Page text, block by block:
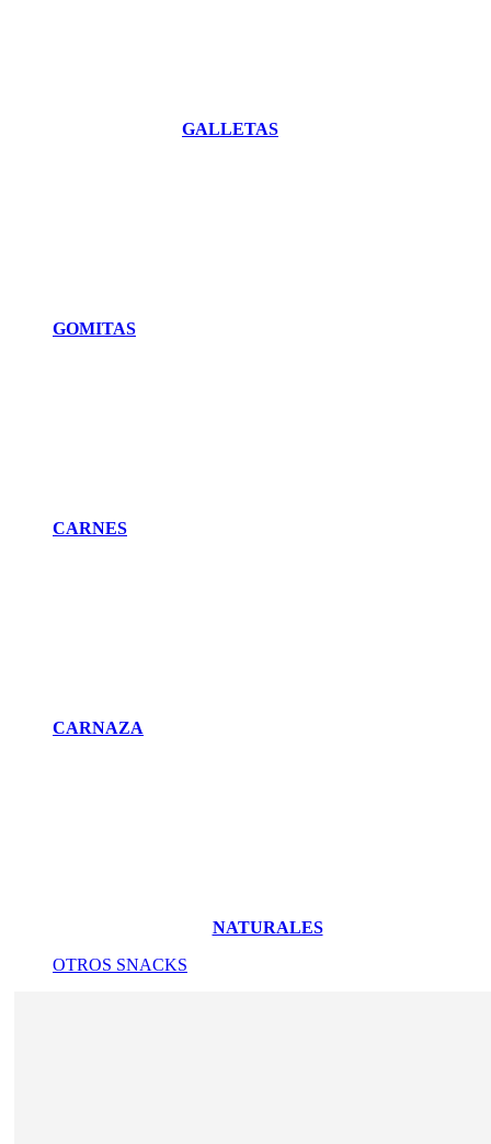
GALLETAS
GOMITAS
CARNES
CARNAZA
NATURALES
OTROS SNACKS